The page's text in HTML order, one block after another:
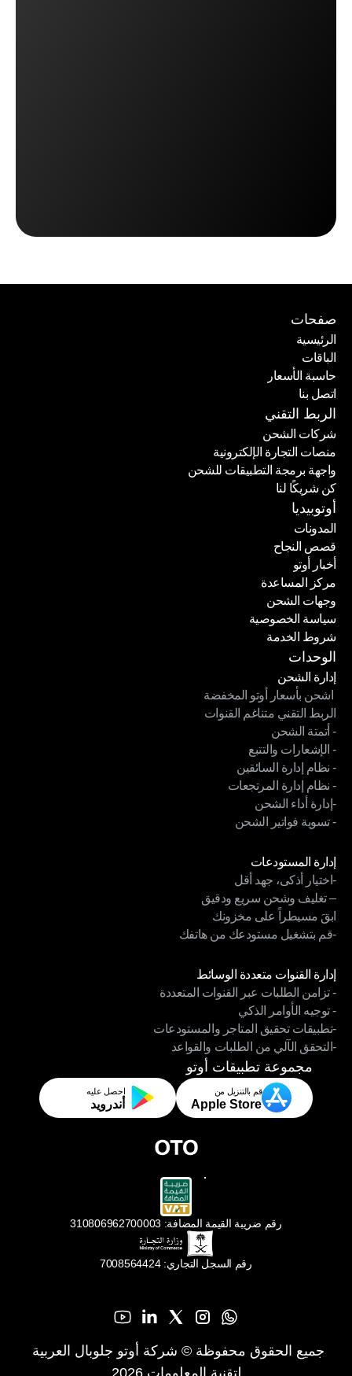
صفحات
الرئيسية
الرئيسية
الباقات
الباقات
حاسبة الأسعار
حاسبة الأسعار
اتصل بنا
اتصل بنا
الربط التقني
شركات الشحن
شركات الشحن
منصات التجارة الإلكترونية
منصات التجارة الإلكترونية
واجهة برمجة التطبيقات للشحن
واجهة برمجة التطبيقات للشحن
كن شريكًا لنا
كن شريكًا لنا
أوتوبيديا
المدونات
المدونات
قصص النجاح
قصص النجاح
أخبار أوتو
أخبار أوتو
مركز المساعدة
مركز المساعدة
وجهات الشحن
وجهات الشحن
سياسة الخصوصية
سياسة الخصوصية
شروط الخدمة
شروط الخدمة
الوحدات
إدارة الشحن
إدارة الشحن
اشحن بأسعار أوتو المخفضة
اشحن بأسعار أوتو المخفضة
الربط التقني متناغم القنوات
الربط التقني متناغم القنوات
- أتمتة الشحن
- أتمتة الشحن
- الإشعارات والتتبع
- الإشعارات والتتبع
- نظام إدارة السائقين
- نظام إدارة السائقين
- نظام إدارة المرتجعات
- نظام إدارة المرتجعات
-إدارة أداء الشحن
-إدارة أداء الشحن
- تسوية فواتير الشحن
إدارة المستودعات
إدارة المستودعات
-اختيار أذكى، جهد أقل
-اختيار أذكى، جهد أقل
– تغليف وشحن سريع ودقيق
– تغليف وشحن سريع ودقيق
ابقَ مسيطراً على مخزونك
ابقَ مسيطراً على مخزونك
-قم بتشغيل مستودعك من هاتفك
إدارة القنوات متعددة الوسائط
إدارة القنوات متعددة الوسائط
- تزامن الطلبات عبر القنوات المتعددة
- تزامن الطلبات عبر القنوات المتعددة
- توجيه الأوامر الذكي
- توجيه الأوامر الذكي
-تطبيقات تحقيق المتاجر والمستودعات
-تطبيقات تحقيق المتاجر والمستودعات
-التحقق الآلي من الطلبات والقواعد
-التحقق الآلي من الطلبات والقواعد
مجموعة تطبيقات أوتو
قم بالتنزيل من
Apple Store
احصل عليه
أندرويد
رقم ضريبة القيمة المضافة: 310806962700003
رقم السجل التجاري: 7008564424